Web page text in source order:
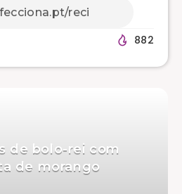
882
de bolo-rei com
de morango